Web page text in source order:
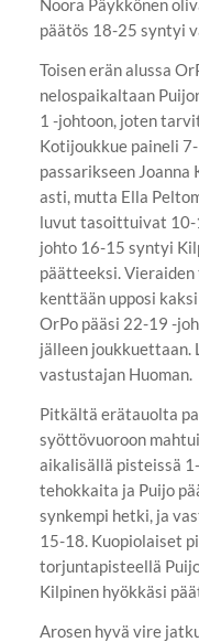
Noora Päykkönen
päätös 18-25 syntyi
Toisen erän alussa
nelospaikaltaan
1 -johtoon, joten
Kotijoukkue paineli
passarikseen Joanna
asti, mutta Ella
luvut tasoittuivat 10-
johto 16-15 syntyi
päätteeksi.
kenttään upposi
OrPo pääsi 22-19 -
jälleen joukkuettaan.
vastustajan Huoman.
Pitkältä erätauolta
syöttövuoroon
aikalisällä pisteissä
tehokkaita ja Puijo
synkempi hetki, ja
15-18. Kuopiolaiset
torjuntapisteellä
Kilpinen hyökkäsi
Arosen hyvä vire